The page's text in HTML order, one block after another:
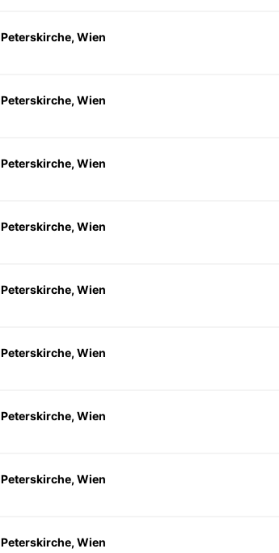
Peterskirche, Wien
Peterskirche, Wien
Peterskirche, Wien
Peterskirche, Wien
Peterskirche, Wien
Peterskirche, Wien
Peterskirche, Wien
Peterskirche, Wien
Peterskirche, Wien